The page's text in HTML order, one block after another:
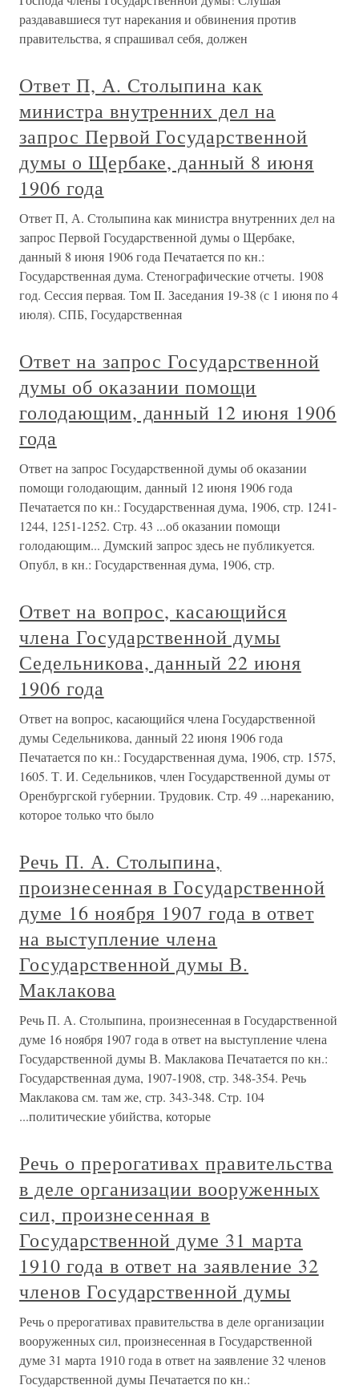
раздававшиеся тут нарекания и обвинения против
правительства, я спрашивал себя, должен
Ответ П, А. Столыпина как
министра внутренних дел на
запрос Первой Государственной
думы о Щербаке, данный 8 июня
1906 года
Ответ П, А. Столыпина как министра внутренних дел на
запрос Первой Государственной думы о Щербаке,
данный 8 июня 1906 года Печатается по кн.:
Государственная дума. Стенографические отчеты. 1908
год. Сессия первая. Том II. Заседания 19-38 (с 1 июня по 4
июля). СПБ, Государственная
Ответ на запрос Государственной
думы об оказании помощи
голодающим, данный 12 июня 1906
года
Ответ на запрос Государственной думы об оказании
помощи голодающим, данный 12 июня 1906 года
Печатается по кн.: Государственная дума, 1906, стр. 1241-
1244, 1251-1252. Стр. 43 ...об оказании помощи
голодающим... Думский запрос здесь не публикуется.
Опубл, в кн.: Государственная дума, 1906, стр.
Ответ на вопрос, касающийся
члена Государственной думы
Седельникова, данный 22 июня
1906 года
Ответ на вопрос, касающийся члена Государственной
думы Седельникова, данный 22 июня 1906 года
Печатается по кн.: Государственная дума, 1906, стр. 1575,
1605. Т. И. Седельников, член Государственной думы от
Оренбургской губернии. Трудовик. Стр. 49 ...нареканию,
которое только что было
Речь П. А. Столыпина,
произнесенная в Государственной
думе 16 ноября 1907 года в ответ
на выступление члена
Государственной думы В.
Маклакова
Речь П. А. Столыпина, произнесенная в Государственной
думе 16 ноября 1907 года в ответ на выступление члена
Государственной думы В. Маклакова Печатается по кн.:
Государственная дума, 1907-1908, стр. 348-354. Речь
Маклакова см. там же, стр. 343-348. Стр. 104
...политические убийства, которые
Речь о прерогативах правительства
в деле организации вооруженных
сил, произнесенная в
Государственной думе 31 марта
1910 года в ответ на заявление 32
членов Государственной думы
Речь о прерогативах правительства в деле организации
вооруженных сил, произнесенная в Государственной
думе 31 марта 1910 года в ответ на заявление 32 членов
Государственной думы Печатается по кн.: